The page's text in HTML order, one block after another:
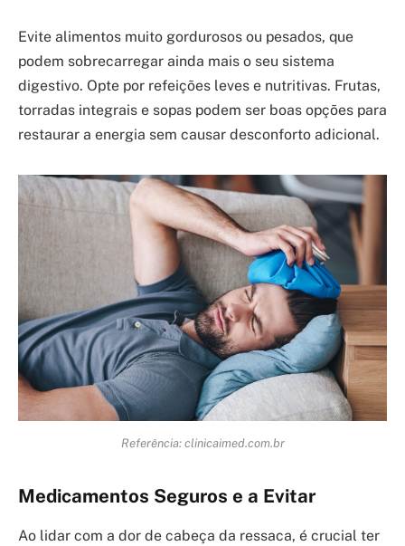
Evite alimentos muito gordurosos ou pesados, que
podem sobrecarregar ainda mais o seu sistema
digestivo. Opte por refeições leves e nutritivas. Frutas,
torradas integrais e sopas podem ser boas opções para
restaurar a energia sem causar desconforto adicional.
Referência: clinicaimed.com.br
Medicamentos Seguros e a Evitar
Ao lidar com a dor de cabeça da ressaca, é crucial ter